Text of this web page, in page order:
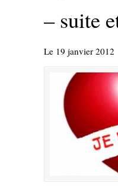
– suite
Le 19 janvier 2012